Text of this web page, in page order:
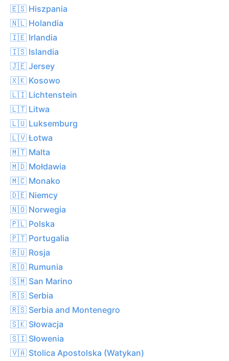
🇪🇸 Hiszpania
🇳🇱 Holandia
🇮🇪 Irlandia
🇮🇸 Islandia
🇯🇪 Jersey
🇽🇰 Kosowo
🇱🇮 Lichtenstein
🇱🇹 Litwa
🇱🇺 Luksemburg
🇱🇻 Łotwa
🇲🇹 Malta
🇲🇩 Mołdawia
🇲🇨 Monako
🇩🇪 Niemcy
🇳🇴 Norwegia
🇵🇱 Polska
🇵🇹 Portugalia
🇷🇺 Rosja
🇷🇴 Rumunia
🇸🇲 San Marino
🇷🇸 Serbia
🇷🇸 Serbia and Montenegro
🇸🇰 Słowacja
🇸🇮 Słowenia
🇻🇦 Stolica Apostolska (Watykan)